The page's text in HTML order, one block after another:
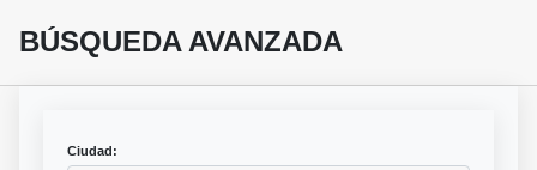
BÚSQUEDA AVANZADA
Ciudad: